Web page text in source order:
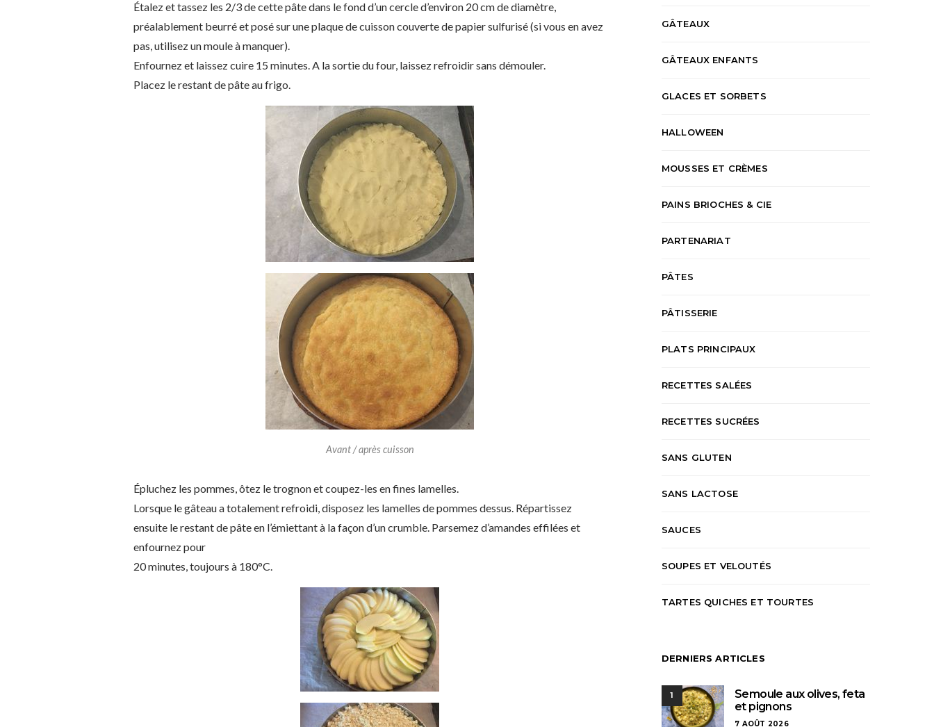
Étalez et tassez les 2/3 de cette pâte dans le fond d’un cercle d’environ 20 cm de diamètre,
préalablement beurré et posé sur une plaque de cuisson couverte de papier sulfurisé (si vous en avez
pas, utilisez un moule à manquer).
Enfournez et laissez cuire 15 minutes. A la sortie du four, laissez refroidir sans démouler.
Placez le restant de pâte au frigo.
Avant / après cuisson
Épluchez les pommes, ôtez le trognon et coupez-les en fines lamelles.
Lorsque le gâteau a totalement refroidi, disposez les lamelles de pommes dessus. Répartissez
ensuite le restant de pâte en l’émiettant à la façon d’un crumble. Parsemez d’amandes effilées et
enfournez pour
20 minutes, toujours à 180°C.
GÂTEAUX
GÂTEAUX ENFANTS
GLACES ET SORBETS
HALLOWEEN
MOUSSES ET CRÈMES
PAINS BRIOCHES & CIE
PARTENARIAT
PÂTES
PÂTISSERIE
PLATS PRINCIPAUX
RECETTES SALÉES
RECETTES SUCRÉES
SANS GLUTEN
SANS LACTOSE
SAUCES
SOUPES ET VELOUTÉS
TARTES QUICHES ET TOURTES
DERNIERS ARTICLES
1
Semoule aux olives, feta
et pignons
7 AOÛT 2026